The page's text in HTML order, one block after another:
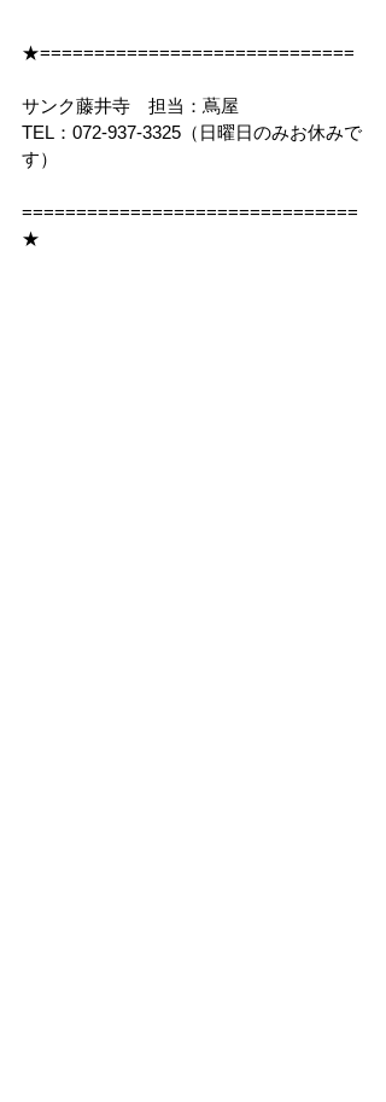
★=============================
サンク藤井寺　担当：蔦屋
TEL：072-937-3325（日曜日のみお休みで
す）
===============================
★